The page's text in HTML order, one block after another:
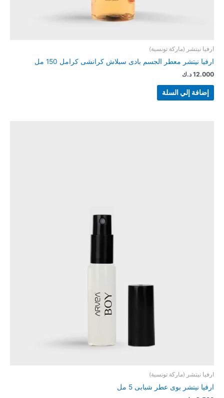
ارفيا نيتشر (ماركة تونسية)
ارفيا نيتشر معطر الجسم بادى سبلاش كرانشى كرامل 150 مل
12.000 د.ك
إضافة إلي السلة
ارفيا نيتشر (ماركة تونسية)
ارفيا نيتشر بوى عطر شبابى 5 مل